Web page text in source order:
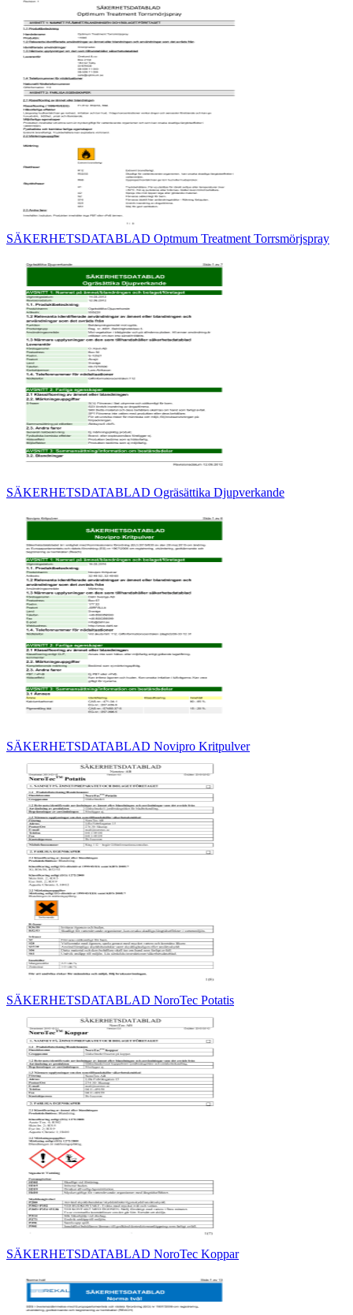
SÄKERHETSDATABLAD Optmum Treatment Torrsmörjspray
SÄKERHETSDATABLAD Ogräsättika Djupverkande
SÄKERHETSDATABLAD Novipro Kritpulver
SÄKERHETSDATABLAD NoroTec Potatis
SÄKERHETSDATABLAD NoroTec Koppar